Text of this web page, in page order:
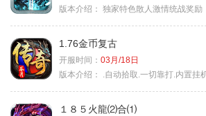
版本介绍： 独家特色散人激情统战奖励
1.76金币复古
开服时间： 03月/18日
版本介绍：
.自动拾取.一切靠打.内置挂
１８５火龍⑵合⑴